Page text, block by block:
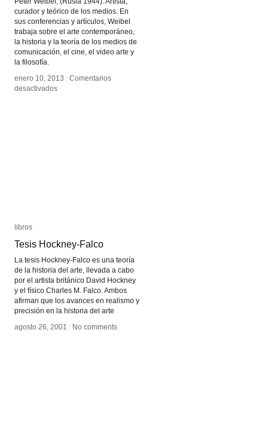
curador y teórico de los medios. En
sus conferencias y artículos, Weibel
trabaja sobre el arte contemporáneo,
la historia y la teoría de los medios de
comunicación, el cine, el video arte y
la filosofía.
enero 10, 2013 / Comentarios
desactivadosen
enero 10, 2013 / Comentarios
desactivadosen
libros
Tesis Hockney-Falco
La tesis Hockney-Falco es una teoría
de la historia del arte, llevada a cabo
por el artista británico David Hockney
y el físico Charles M. Falco. Ambos
afirman que los avances en realismo y
precisión en la historia del arte
agosto 26, 2001 / No comments
libros
Tesis Hockney-Falco
agosto 26, 2001 / No comments